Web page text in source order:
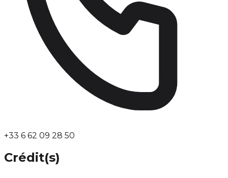
+33 6 62 09 28 50
Crédit(s)